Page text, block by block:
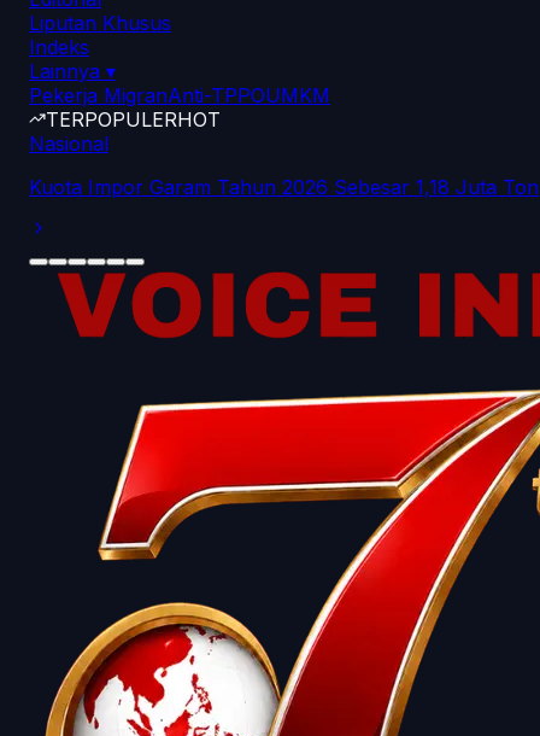
Liputan Khusus
Indeks
Lainnya ▾
Pekerja MigranAnti-TPPOUMKM
TERPOPULERHOT
Nasional
Kuota Impor Garam Tahun 2026 Sebesar 1,18 Juta Ton